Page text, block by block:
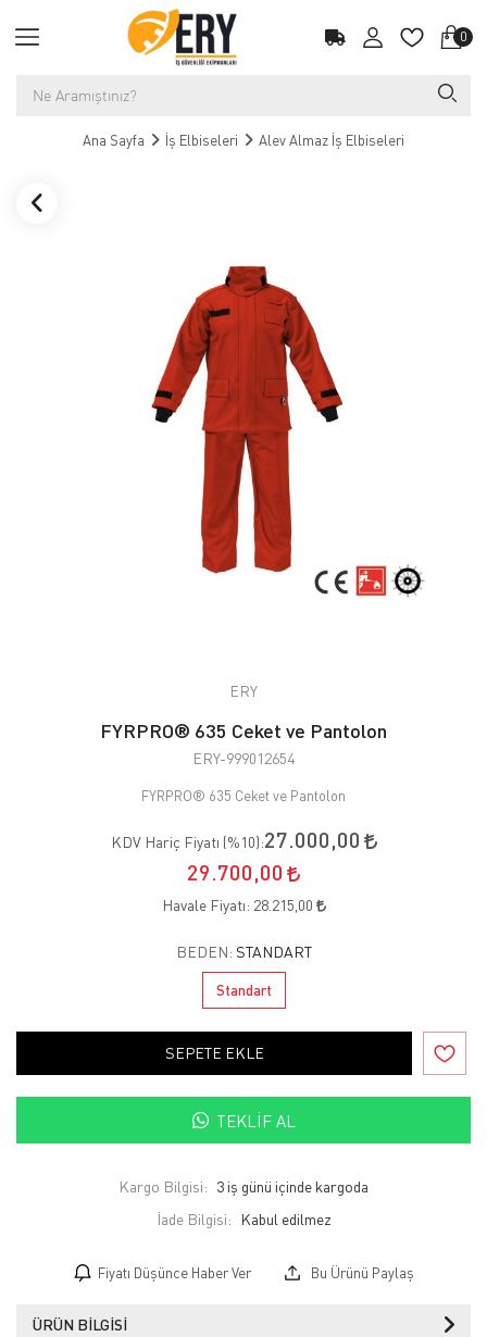
0
Ana Sayfa İş Elbiseleri Alev Almaz İş Elbiseleri
ERY
FYRPRO® 635 Ceket ve Pantolon
ERY-999012654
FYRPRO® 635 Ceket ve Pantolon
KDV Hariç Fiyatı (%10):27.000,00
29.700,00
Havale Fiyatı: 28.215,00
BEDEN: STANDART
Standart
SEPETE EKLE
TEKLIF AL
Kargo Bilgisi: 3 iş günü içinde kargoda
İade Bilgisi:
Fiyatı Düşünce Haber Ver Bu Ürünü Paylaş
ÜRÜN BILGISI